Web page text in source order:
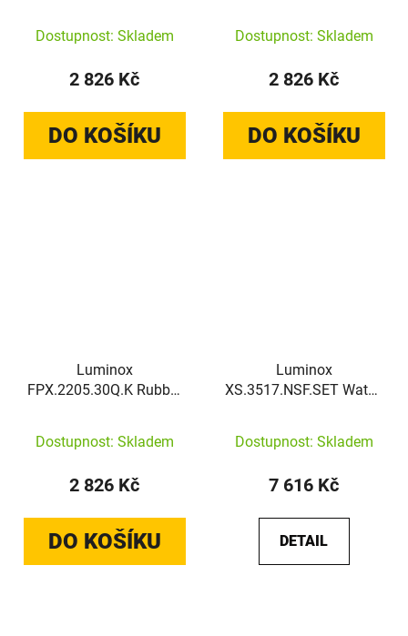
Dostupnost: Skladem
2 826 Kč
DO KOŠÍKU
Dostupnost: Skladem
2 826 Kč
DO KOŠÍKU
Luminox
FPX.2205.30Q.K Rubber
Dostupnost: Skladem
2 826 Kč
DO KOŠÍKU
Luminox
XS.3517.NSF.SET Watch
Dostupnost: Skladem
7 616 Kč
DETAIL